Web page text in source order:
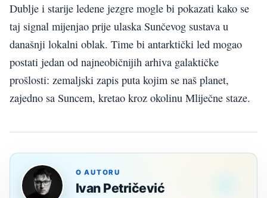
Dublje i starije ledene jezgre mogle bi pokazati kako se
taj signal mijenjao prije ulaska Sunčevog sustava u
današnji lokalni oblak. Time bi antarktički led mogao
postati jedan od najneobičnijih arhiva galaktičke
prošlosti: zemaljski zapis puta kojim se naš planet,
zajedno sa Suncem, kretao kroz okolinu Mliječne staze.
O AUTORU
Ivan Petričević